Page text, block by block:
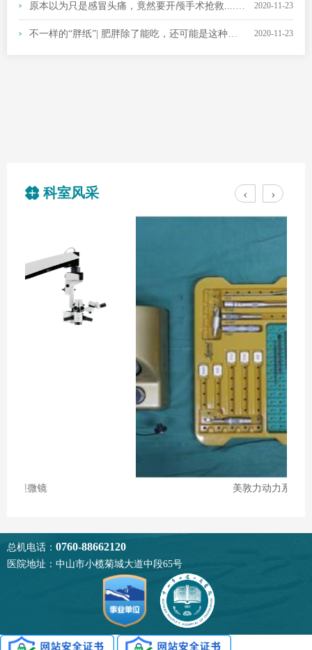
2020-11-23
原本以为只是感冒头痛，竟然要开颅手术抢救.........
2020-11-23
不一样的“胖纸”| 肥胖除了能吃，还可能是这种疾病引起的...
科室风采 ‹ ›
总机电话： 0760-88662120
医院地址：中山市小榄菊城大道中段65号